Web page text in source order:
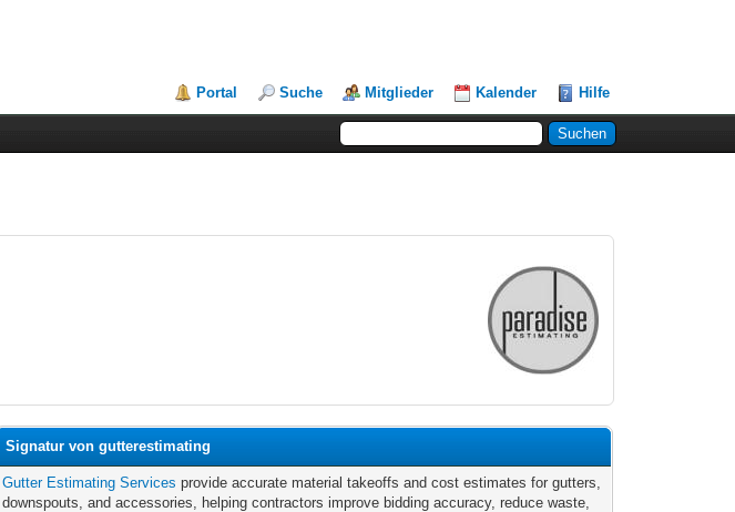
Portal Suche Mitglieder Kalender Hilfe
Signatur von gutterestimating
Gutter Estimating Services provide accurate material takeoffs and cost estimates for gutters,
downspouts, and accessories, helping contractors improve bidding accuracy, reduce waste,